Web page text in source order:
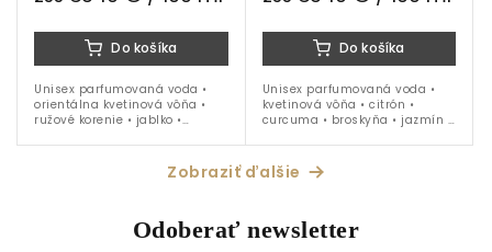
Do košíka
Unisex parfumovaná voda •
orientálna kvetinová vôňa •
ružové korenie • jablko •
• santalové drevo • ideálna na
Do košíka
Unisex parfumovaná voda •
kvetinová vôňa • citrón •
curcuma • broskyňa • jazmín •
• ideálna na celoročné nosenie
Zobraziť ďalšie
Odoberať newsletter